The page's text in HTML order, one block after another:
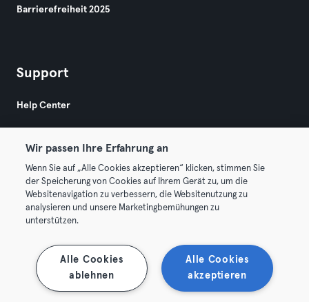
Barrierefreiheit 2025
Support
Help Center
© 2026 Urban Sports Group GmbH. All rights reserved.
AGB Datenschutz
Vertrag hier kündigen Hier Verträge widerrufen
Wir passen Ihre Erfahrung an
Wenn Sie auf „Alle Cookies akzeptieren“ klicken, stimmen Sie
der Speicherung von Cookies auf Ihrem Gerät zu, um die
Websitenavigation zu verbessern, die Websitenutzung zu
analysieren und unsere Marketingbemühungen zu
unterstützen.
Alle Cookies
akzeptieren
Alle Cookies
ablehnen